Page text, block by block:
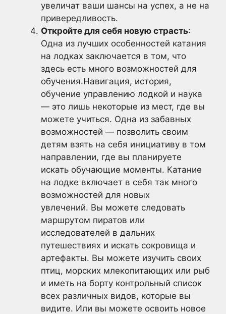
увеличат ваши шансы на успех, а не на
привередливость.
Откройте для себя новую страсть:
Одна из лучших особенностей катания
на лодках заключается в том, что
здесь есть много возможностей для
обучения.Навигация, история,
обучение управлению лодкой и наука
— это лишь некоторые из мест, где вы
можете учиться. Одна из забавных
возможностей — позволить своим
детям взять на себя инициативу в том
направлении, где вы планируете
искать обучающие моменты. Катание
на лодке включает в себя так много
возможностей для новых
увлечений. Вы можете следовать
маршрутом пиратов или
исследователей в дальних
путешествиях и искать сокровища и
артефакты. Вы можете изучить своих
птиц, морских млекопитающих или рыб
и иметь на борту контрольный список
всех различных видов, которые вы
видите. Или вы можете освоить новое